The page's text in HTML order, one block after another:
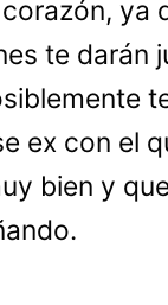
ya
te darán
ex con el
bien y